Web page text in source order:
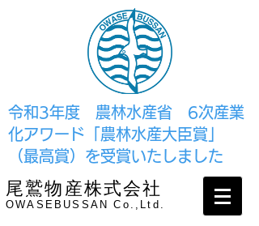
​令和3年度 農林水産省 6次産業
化アワード「農林水産大臣賞」
（最高賞）を受賞いたしました
尾鷲物産株式会社
OWASEBUSSAN Co.,Ltd.